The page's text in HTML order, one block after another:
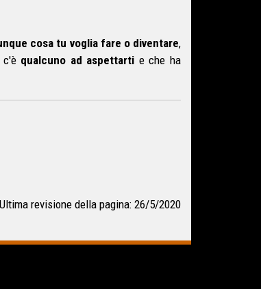
cosa tu voglia fare o diventare,
c'è qualcuno ad aspettarti e che ha
Ultima revisione della pagina: 26/5/2020